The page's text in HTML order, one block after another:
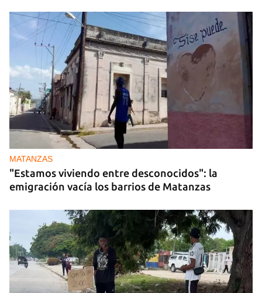
MATANZAS
"Estamos viviendo entre desconocidos": la
emigración vacía los barrios de Matanzas